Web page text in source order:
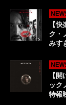
【
ク・
みす
【
ック
特報